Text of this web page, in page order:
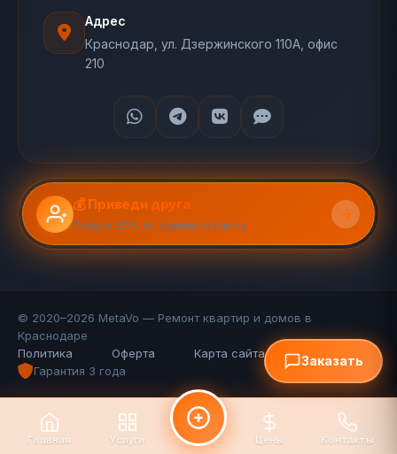
Адрес
Краснодар, ул. Дзержинского 110А, офис
210
💰 Приведи друга
Получи 20% от суммы на карту
© 2020–2026 MetaVo — Ремонт квартир и домов в
Краснодаре
Политика
Оферта Карта сайта (110 стр.)
FAQ
Гарантия 3 года
Заказать
Главная Услуги Цены Контакты